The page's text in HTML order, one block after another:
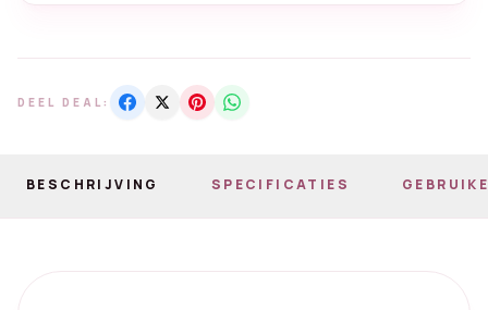
DEEL DEAL:
BESCHRIJVING SPECIFICATIES